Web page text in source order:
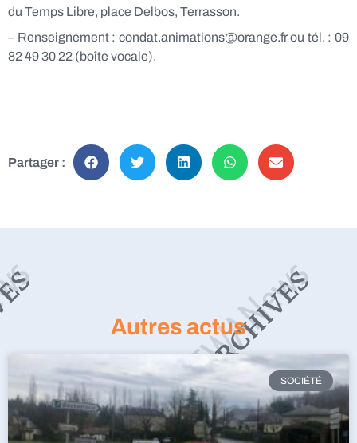
du Temps Libre, place Delbos, Terrasson.
– Renseignement : condat.animations@orange.fr ou tél. : 09
82 49 30 22 (boîte vocale).
Partager :
Autres actus
SOCIÉTÉ